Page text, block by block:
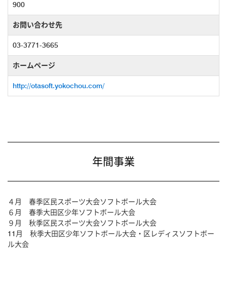
900
お問い合わせ先
03-3771-3665
ホームページ
http://otasoft.yokochou.com/
年間事業
４月 春季区民スポーツ大会ソフトボール大会
６月 春季大田区少年ソフトボール大会
９月 秋季区民スポーツ大会ソフトボール大会
11月 秋季大田区少年ソフトボール大会・区レディスソフトボー
ル大会